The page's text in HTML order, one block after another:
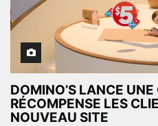
DOMINO’S LANCE
RÉCOMPENSE LES
NOUVEAU SITE